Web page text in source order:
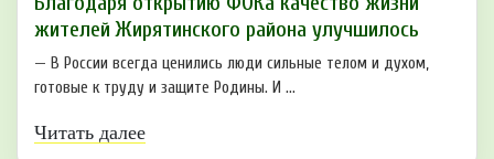
жителей Жирятинского района улучшилось
— В России всегда ценились люди сильные телом и духом,
готовые к труду и защите Родины. И ...
Читать далее